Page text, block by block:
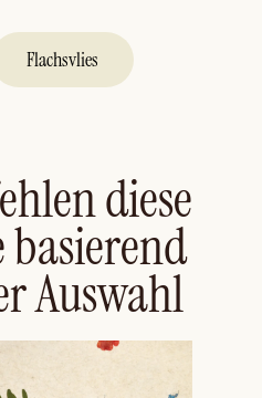
Flachsvlies
diese
Auswahl